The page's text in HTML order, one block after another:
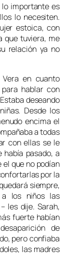
lo importante es
lo necesiten.
estoica, con
que tuviera, me
relación ya no
en cuanto
hablar con
deseando
Desde los
encima el
a todas
con ellas se le
había pasado, a
el que no podían
por la
siempre,
a los niños las
les dije. Sarah,
fuerte habían
de
pero confiaba
las madres